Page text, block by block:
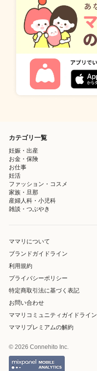
カテゴリ一覧
妊娠・出産
お金・保険
お仕事
妊活
ファッション・コスメ
家族・旦那
産婦人科・小児科
雑談・つぶやき
ママリについて
ブランドガイドライン
利用規約
プライバシーポリシー
特定商取引法に基づく表記
お問い合わせ
ママリコミュニティガイドライン
ママリプレミアムの解約
© 2026 Connehito Inc.